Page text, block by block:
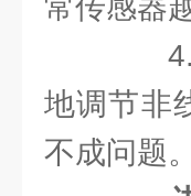
常传感器
4.
地调节非
不成问题。